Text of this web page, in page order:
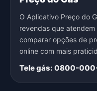
O Aplicativo Preço do
revendas que
comparar opções de
online com mais
Tele gás: 0800-